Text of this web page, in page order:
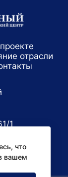
что
вашем
отрасли
1